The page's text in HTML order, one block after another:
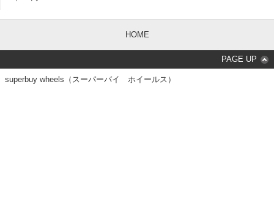
HOME
PAGE UP
superbuy wheels（スーパーバイ ホイールス）